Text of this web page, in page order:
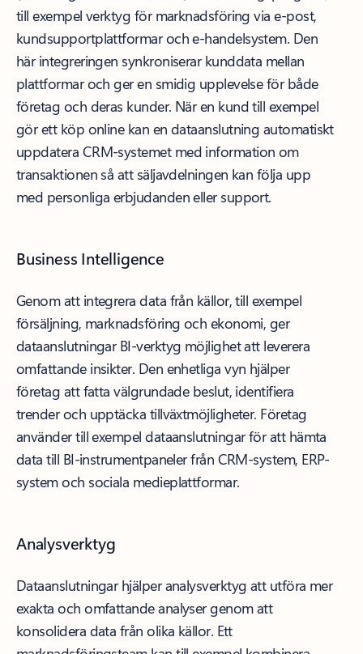
till exempel verktyg för marknadsföring via e-post,
kundsupportplattformar och e-handelsystem. Den
här integreringen synkroniserar kunddata mellan
plattformar och ger en smidig upplevelse för både
företag och deras kunder. När en kund till exempel
gör ett köp online kan en dataanslutning automatiskt
uppdatera CRM-systemet med information om
transaktionen så att säljavdelningen kan följa upp
med personliga erbjudanden eller support.
Business Intelligence
Genom att integrera data från källor, till exempel
försäljning, marknadsföring och ekonomi, ger
dataanslutningar BI-verktyg möjlighet att leverera
omfattande insikter. Den enhetliga vyn hjälper
företag att fatta välgrundade beslut, identifiera
trender och upptäcka tillväxtmöjligheter. Företag
använder till exempel dataanslutningar för att hämta
data till BI-instrumentpaneler från CRM-system, ERP-
system och sociala medieplattformar.
Analysverktyg
Dataanslutningar hjälper analysverktyg att utföra mer
exakta och omfattande analyser genom att
konsolidera data från olika källor. Ett